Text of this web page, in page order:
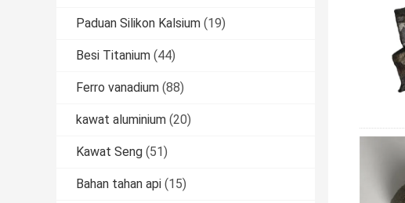
Paduan Silikon Kalsium (19)
Besi Titanium (44)
Ferro vanadium (88)
kawat aluminium (20)
Kawat Seng (51)
Bahan tahan api (15)